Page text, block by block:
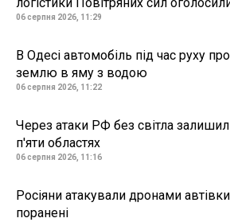
логістики Повітряних сил
06 серпня 2026, 11:29
В Одесі автомобіль під час руху
землю в яму з водою
06 серпня 2026, 11:22
Через атаки РФ без світла
п'яти областях
06 серпня 2026, 11:16
Росіяни атакували дронами
поранені